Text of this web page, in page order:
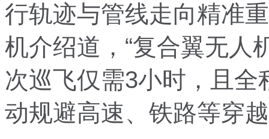
行轨迹与管线走向精准
机介绍道，“复合翼无人
次巡飞仅需3小时，且
动规避高速、铁路等穿